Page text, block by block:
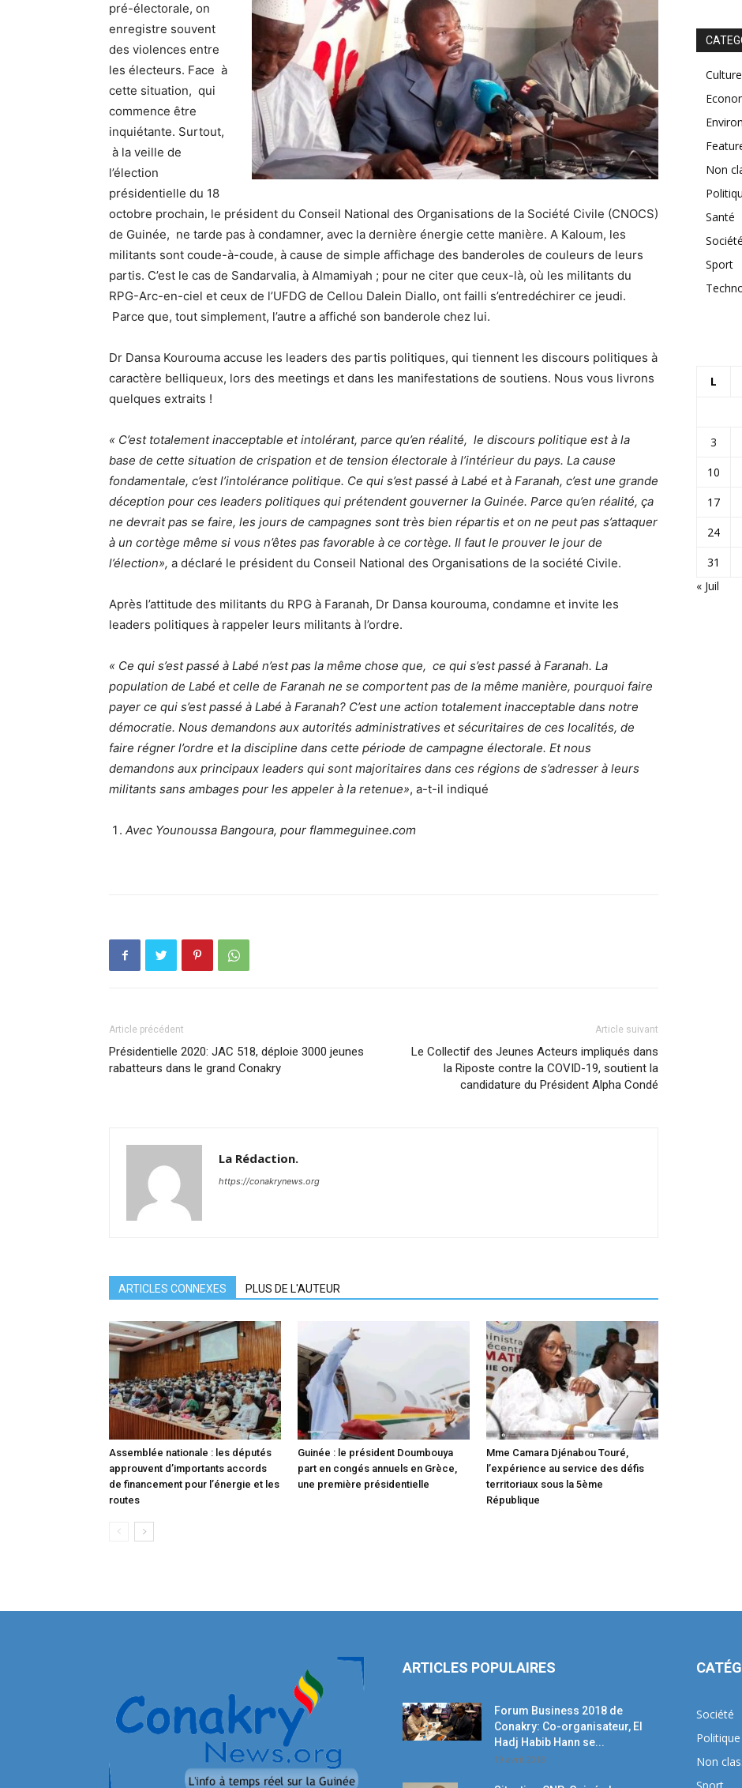
pré-électorale, on
enregistre souvent
des violences entre
les électeurs. Face à
cette situation, qui
commence être
inquiétante. Surtout,
à la veille de
l’élection
présidentielle du 18
octobre prochain, le président du Conseil National des Organisations de la Société Civile (CNOCS)
de Guinée, ne tarde pas à condamner, avec la dernière énergie cette manière. A Kaloum, les
militants sont coude-à-coude, à cause de simple affichage des banderoles de couleurs de leurs
partis. C’est le cas de Sandarvalia, à Almamiyah ; pour ne citer que ceux-là, où les militants du
RPG-Arc-en-ciel et ceux de l’UFDG de Cellou Dalein Diallo, ont failli s’entredéchirer ce jeudi.
Parce que, tout simplement, l’autre a affiché son banderole chez lui.
Dr Dansa Kourouma accuse les leaders des partis politiques, qui tiennent les discours politiques à
caractère belliqueux, lors des meetings et dans les manifestations de soutiens. Nous vous livrons
quelques extraits !
« C’est totalement inacceptable et intolérant, parce qu’en réalité, le discours politique est à la
base de cette situation de crispation et de tension électorale à l’intérieur du pays. La cause
fondamentale, c’est l’intolérance politique. Ce qui s’est passé à Labé et à Faranah, c’est une grande
déception pour ces leaders politiques qui prétendent gouverner la Guinée. Parce qu’en réalité, ça
ne devrait pas se faire, les jours de campagnes sont très bien répartis et on ne peut pas s’attaquer
à un cortège même si vous n’êtes pas favorable à ce cortège. Il faut le prouver le jour de
l’élection», a déclaré le président du Conseil National des Organisations de la société Civile.
Après l’attitude des militants du RPG à Faranah, Dr Dansa kourouma, condamne et invite les
leaders politiques à rappeler leurs militants à l’ordre.
« Ce qui s’est passé à Labé n’est pas la même chose que, ce qui s’est passé à Faranah. La
population de Labé et celle de Faranah ne se comportent pas de la même manière, pourquoi faire
payer ce qui s’est passé à Labé à Faranah? C’est une action totalement inacceptable dans notre
démocratie. Nous demandons aux autorités administratives et sécuritaires de ces localités, de
faire régner l’ordre et la discipline dans cette période de campagne électorale. Et nous
demandons aux principaux leaders qui sont majoritaires dans ces régions de s’adresser à leurs
militants sans ambages pour les appeler à la retenue», a-t-il indiqué
Avec Younoussa Bangoura, pour flammeguinee.com
Article précédent
Présidentielle 2020: JAC 518, déploie 3000 jeunes
rabatteurs dans le grand Conakry
Article suivant
Le Collectif des Jeunes Acteurs impliqués dans
la Riposte contre la COVID-19, soutient la
candidature du Président Alpha Condé
La Rédaction.
https://conakrynews.org
ARTICLES CONNEXES PLUS DE L'AUTEUR
Assemblée nationale : les députés
approuvent d’importants accords
de financement pour l’énergie et les
routes
Guinée : le président Doumbouya
part en congés annuels en Grèce,
une première présidentielle
Mme Camara Djénabou Touré,
l’expérience au service des défis
territoriaux sous la 5ème
République
Culture
Non
Santé
Société
Sport
L
3
10
17
24
31
« Juil
ARTICLES POPULAIRES
Forum Business 2018 de
Conakry: Co-organisateur, El
Hadj Habib Hann se...
19 avril 2018
Société
Politique
Non